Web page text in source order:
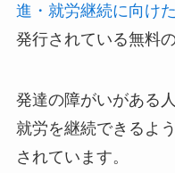
進・就労継続に向け
発行されている無料
発達の障がいがある
就労を継続できるよ
されています。